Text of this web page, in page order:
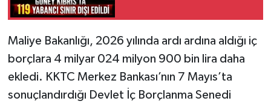
Maliye Bakanlığı, 2026 yılında ardı ardına aldığı iç
borçlara 4 milyar 024 milyon 900 bin lira daha
ekledi. KKTC Merkez Bankası’nın 7 Mayıs’ta
sonuçlandırdığı Devlet İç Borçlanma Senedi